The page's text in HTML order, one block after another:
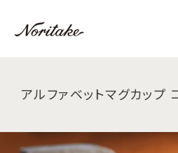
アルファベットマグカップ